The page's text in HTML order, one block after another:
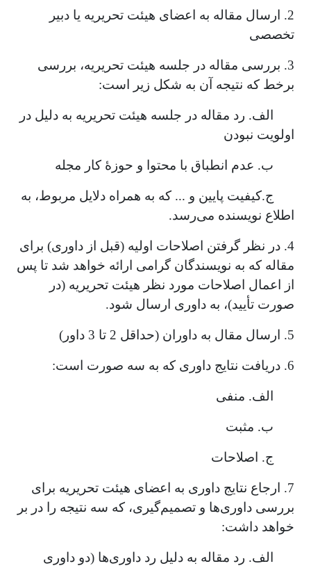
2. ارسال مقاله به اعضای هیئت تحریریه یا دبیر
تخصصی
3. بررسی مقاله در جلسه هیئت تحریریه، بررسی
برخط که نتیجه آن به شکل زیر است:
الف. رد مقاله در جلسه هیئت تحریریه به دلیل در
اولویت نبودن
ب. عدم انطباق با محتوا و حوزۀ کار مجله
ج.کیفیت پایین و ... که به همراه دلایل مربوط، به
اطلاع نویسنده می‌رسد.
4. در نظر گرفتن اصلاحات اولیه (قبل از داوری) برای
مقاله که به نویسندگان گرامی ارائه خواهد شد تا پس
از اعمال اصلاحات مورد نظر هیئت تحریریه (در
صورت تأیید)، به داوری ارسال شود.
5. ارسال مقال به داوران (حداقل 2 تا 3 داور)
6. دریافت نتایج داوری که به سه صورت است:
الف. منفی
ب. مثبت
ج. اصلاحات
7. ارجاع نتایج داوری به اعضای هیئت تحریریه برای
بررسی داوری‌ها و تصمیم‌گیری، که سه نتیجه را در بر
خواهد داشت:
الف. رد مقاله به دلیل رد داوری‌ها (دو داوری